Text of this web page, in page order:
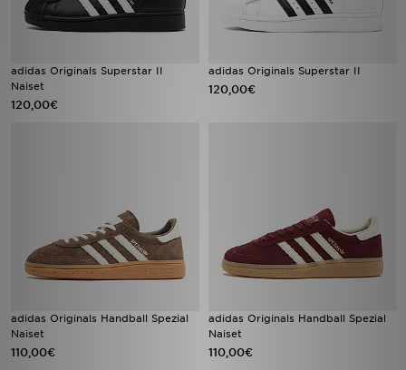
adidas Originals Superstar II
Naiset
120,00€
adidas Originals Superstar II
120,00€
adidas Originals Handball Spezial
Naiset
110,00€
adidas Originals Handball Spezial
Naiset
110,00€